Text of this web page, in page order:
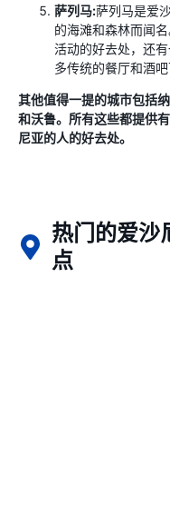
萨列马:萨列马是爱
的海滩和森林而闻
活动的好去处，还
多传统的餐厅和酒吧
其他值得一提的城市包括
和沃鲁。所有这些都提供
尼亚的人的好去处。
热门的爱沙
点